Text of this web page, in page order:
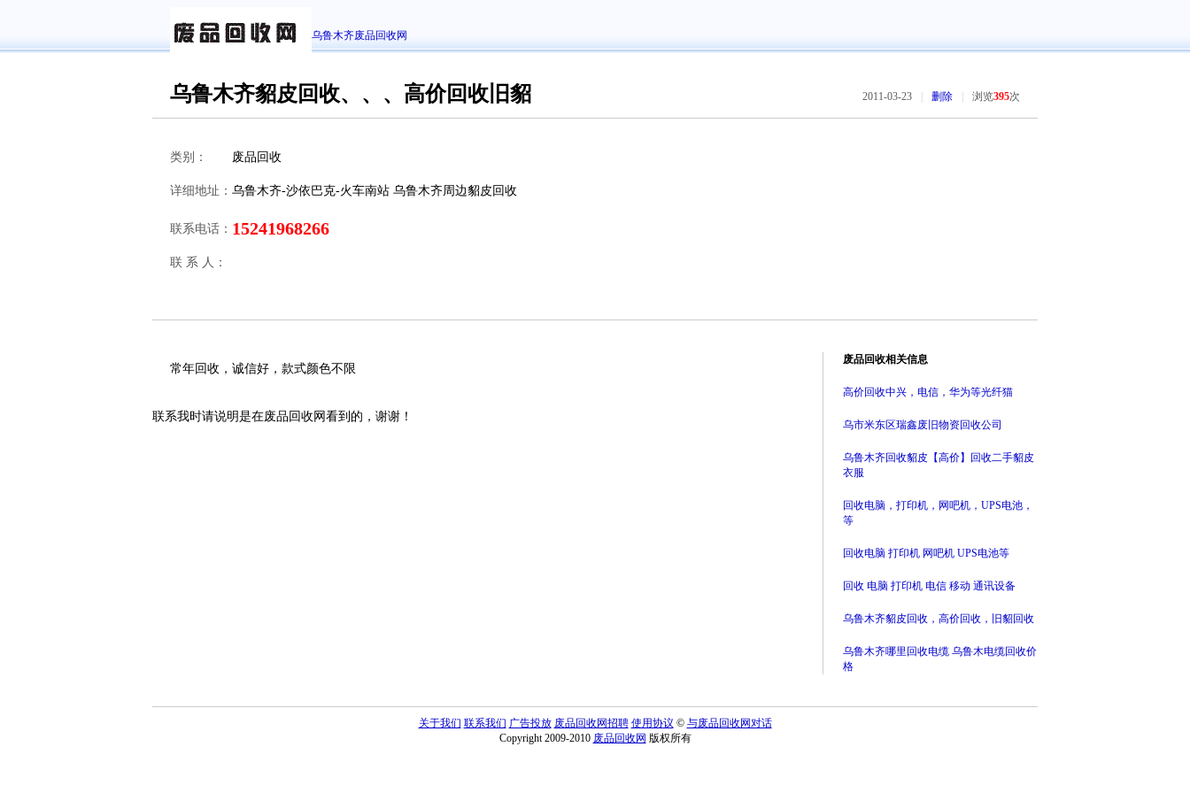
乌鲁木齐废品回收网
乌鲁木齐貂皮回收、、、高价回收旧貂 2011-03-23 删除 浏览395次
类别： 废品回收
详细地址： 乌鲁木齐-沙依巴克-火车南站 乌鲁木齐周边貂皮回收
联系电话： 15241968266
联 系 人：
常年回收，诚信好，款式颜色不限
联系我时请说明是在废品回收网看到的，谢谢！
废品回收相关信息
高价回收中兴，电信，华为等光纤猫
乌市米东区瑞鑫废旧物资回收公司
乌鲁木齐回收貂皮【高价】回收二手貂皮
衣服
回收电脑，打印机，网吧机，UPS电池，
等
回收电脑 打印机 网吧机 UPS电池等
回收 电脑 打印机 电信 移动 通讯设备
乌鲁木齐貂皮回收，高价回收，旧貂回收
乌鲁木齐哪里回收电缆 乌鲁木电缆回收价
格
关于我们 联系我们 广告投放 废品回收网招聘 使用协议 © 与废品回收网对话
Copyright 2009-2010 废品回收网 版权所有